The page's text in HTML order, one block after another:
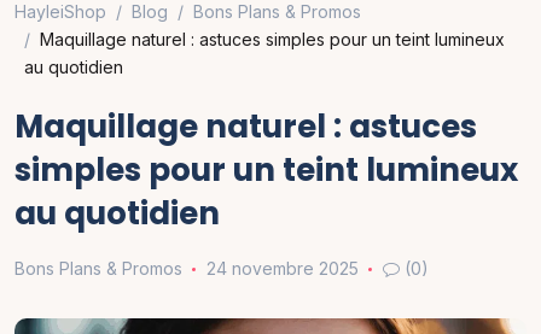
HayleiShop Blog
Bons Plans & Promos
Maquillage naturel : astuces simples pour un teint lumineux
au quotidien
Maquillage naturel : astuces
simples pour un teint lumineux
au quotidien
Bons Plans & Promos 24 novembre 2025 (0)